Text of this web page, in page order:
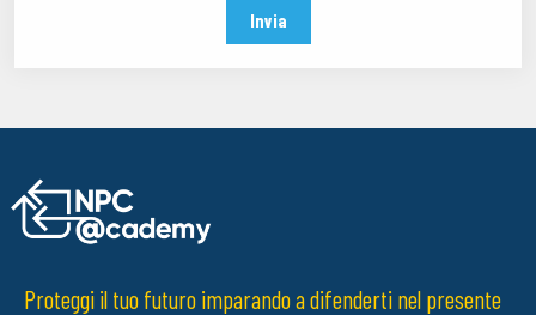
Invia
Proteggi il tuo futuro imparando a difenderti nel presente